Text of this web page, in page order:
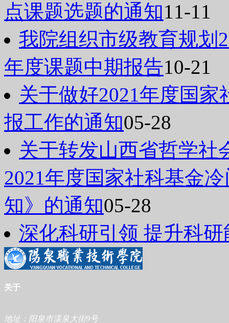
点课题选题的通知11-11
我院组织市级教育规划
年度课题中期报告10-21
关于做好2021年度国
报工作的通知05-28
关于转发山西省哲学社
2021年度国家社科基金
知》的通知05-28
深化科研引领 提升科研
关于
地址：阳泉市漾泉大街9号